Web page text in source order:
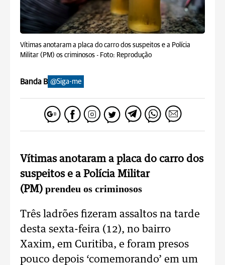
Vítimas anotaram a placa do carro dos suspeitos e a Polícia
Militar (PM) os criminosos - Foto: Reprodução
Banda B @Siga-me
Vítimas anotaram a placa do carro dos
suspeitos e a Polícia Militar
(PM) prendeu os criminosos
Três ladrões fizeram assaltos na tarde
desta sexta-feira (12), no bairro
Xaxim, em Curitiba, e foram presos
pouco depois ‘comemorando’ em um